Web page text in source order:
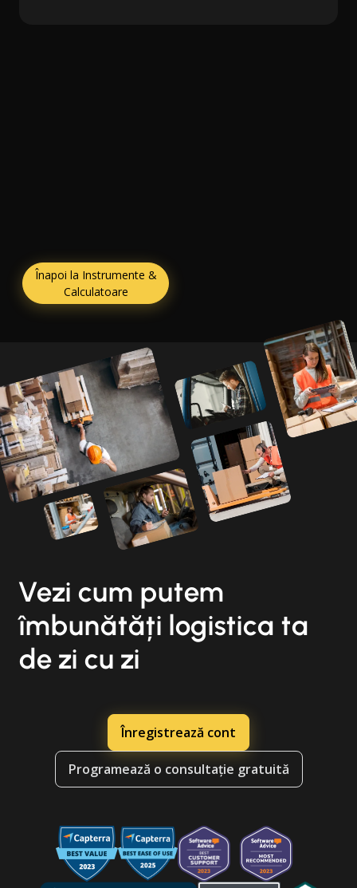
Înapoi la Instrumente &
Calculatoare
Vezi cum putem
îmbunătăți logistica ta
de zi cu zi
Înregistrează cont
Programează o consultație gratuită